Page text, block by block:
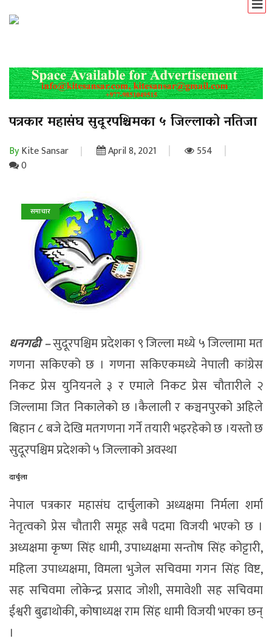
पत्रकार महासंघ सुदूरपश्चिमका ५ जिल्लाको नतिजा
ByKite Sansar April 8, 2021
554
0
समाचार
धनगढी –सुदूरपश्चिम प्रदेशका ९ जिल्ला मध्ये ५ जिल्लामा मत
गणना सकिएको छ । गणना सकिएकमध्ये नेपाली कांग्रेस
निकट प्रेस युनियनले ३ र एमाले निकट प्रेस चौतारीले २
जिल्लामा जित निकालेको छ ।कैलाली र कञ्चनपुरको अहिले
बिहान ८ बजे देखि मतगणना गर्ने तयारी भइरहेको छ ।यस्तो छ
सुदूरपश्चिम प्रदेशको ५ जिल्लाको अवस्था
दार्चुला
नेपाल पत्रकार महासंघ दार्चुलाको अध्यक्षमा निर्मला शर्मा
नेतृत्वको प्रेस चौतारी समूह सबै पदमा विजयी भएको छ ।
अध्यक्षमा कृष्ण सिंह धामी, उपाध्यक्षमा सन्तोष सिंह कोट्टारी,
महिला उपाध्यक्षमा, विमला भुजेल सचिवमा गगन सिंह विष्ट,
सह सचिवमा लोकेन्द्र प्रसाद जोशी, समावेशी सह सचिवमा
ईश्वरी बुढाथोकी, कोषाध्यक्ष राम सिंह धामी विजयी भएका छन्
।